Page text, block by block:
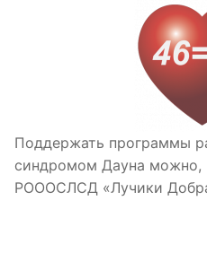
Поддержать программы
синдромом Дауна можно,
РОООСЛСД «Лучики